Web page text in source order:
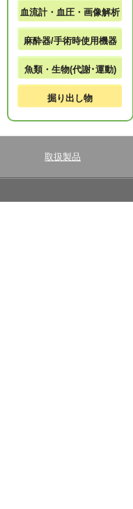
血流計・血圧・画像解析
麻酔器/手術時使用機器
魚類・生物(代謝･運動)
掘り出し物
取扱製品